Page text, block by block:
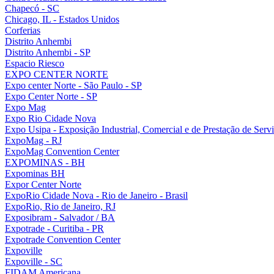
Chapecó - SC
Chicago, IL - Estados Unidos
Corferias
Distrito Anhembi
Distrito Anhembi - SP
Espacio Riesco
EXPO CENTER NORTE
Expo center Norte - São Paulo - SP
Expo Center Norte - SP
Expo Mag
Expo Rio Cidade Nova
Expo Usipa - Exposição Industrial, Comercial e de Prestação de
ExpoMag - RJ
ExpoMag Convention Center
EXPOMINAS - BH
Expominas BH
Expor Center Norte
ExpoRio Cidade Nova - Rio de Janeiro - Brasil
ExpoRio, Rio de Janeiro, RJ
Exposibram - Salvador / BA
Expotrade - Curitiba - PR
Expotrade Convention Center
Expoville
Expoville - SC